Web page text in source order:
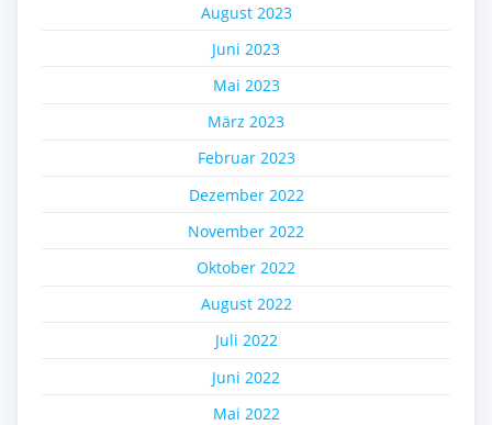
August 2023
Juni 2023
Mai 2023
März 2023
Februar 2023
Dezember 2022
November 2022
Oktober 2022
August 2022
Juli 2022
Juni 2022
Mai 2022